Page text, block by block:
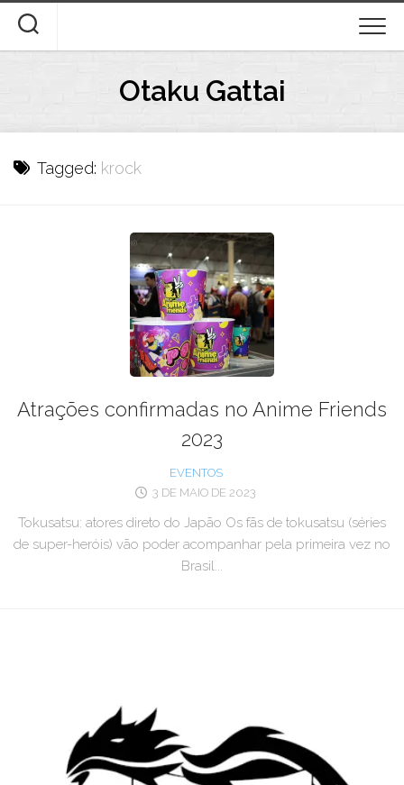
content
Otaku Gattai
Tagged: krock
Atrações confirmadas no Anime Friends
2023
EVENTOS
3 DE MAIO DE 2023
Tokusatsu: atores direto do Japão Os fãs de tokusatsu (séries
de super-heróis) vão poder acompanhar pela primeira vez no
Brasil...